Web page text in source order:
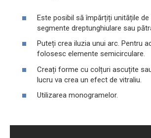
Este posibil să împărțiți unitățile
segmente dreptunghiulare sau
Puteți crea iluzia unui arc. Pentru
folosesc elemente semicirculare.
Creați forme cu colțuri ascuțite
lucru va crea un efect de vitraliu.
Utilizarea monogramelor.